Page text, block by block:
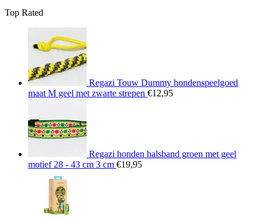
Top Rated
Regazi Touw Dummy hondenspeelgoed
maat M geel met zwarte strepen €12,95
Regazi honden halsband groen met geel
motief 28 - 43 cm 3 cm €19,95